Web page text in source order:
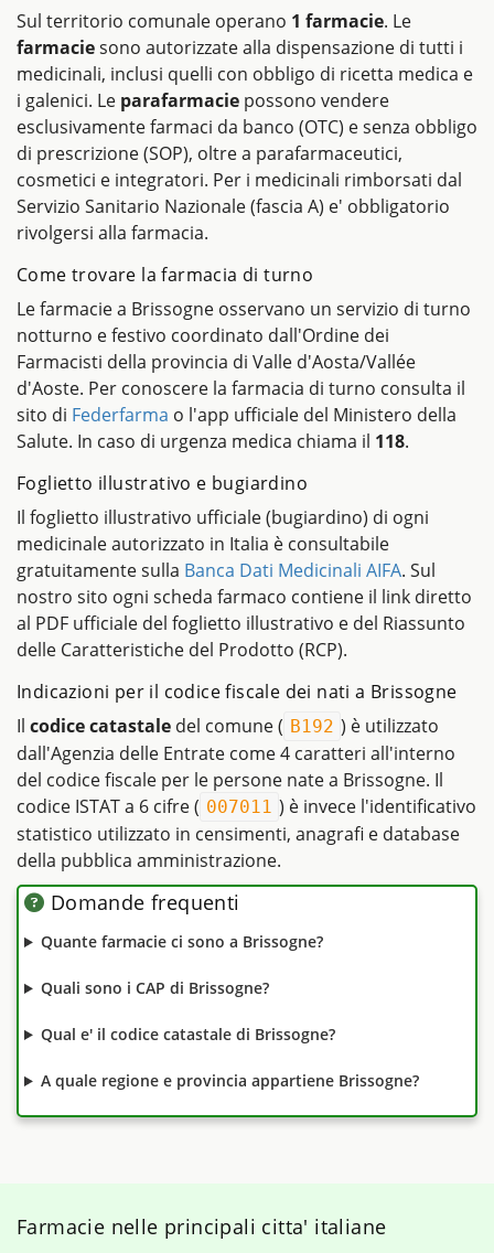
Sul territorio comunale operano 1 farmacie. Le
farmaciesono autorizzate alla dispensazione di tutti i
medicinali, inclusi quelli con obbligo di ricetta medica e
i galenici. Le parafarmacie possono vendere
esclusivamente farmaci da banco (OTC) e senza obbligo
di prescrizione (SOP), oltre a parafarmaceutici,
cosmetici e integratori. Per i medicinali rimborsati dal
Servizio Sanitario Nazionale (fascia A) e' obbligatorio
rivolgersi alla farmacia.
Come trovare la farmacia di turno
Le farmacie a Brissogne osservano un servizio di turno
notturno e festivo coordinato dall'Ordine dei
Farmacisti della provincia di Valle d'Aosta/Vallée
d'Aoste. Per conoscere la farmacia di turno consulta il
sito di Federfarma o l'app ufficiale del Ministero della
Salute. In caso di urgenza medica chiama il 118.
Foglietto illustrativo e bugiardino
Il foglietto illustrativo ufficiale (bugiardino) di ogni
medicinale autorizzato in Italia è consultabile
gratuitamente sulla Banca Dati Medicinali AIFA. Sul
nostro sito ogni scheda farmaco contiene il link diretto
al PDF ufficiale del foglietto illustrativo e del Riassunto
delle Caratteristiche del Prodotto (RCP).
Indicazioni per il codice fiscale dei nati a Brissogne
Il codice catastale del comune ( B192 ) è utilizzato
dall'Agenzia delle Entrate come 4 caratteri all'interno
del codice fiscale per le persone nate a Brissogne. Il
codice ISTAT a 6 cifre ( 007011 ) è invece l'identificativo
statistico utilizzato in censimenti, anagrafi e database
della pubblica amministrazione.
Domande frequenti
Quante farmacie ci sono a Brissogne?
Quali sono i CAP di Brissogne?
Qual e' il codice catastale di Brissogne?
A quale regione e provincia appartiene Brissogne?
Farmacie nelle principali citta' italiane